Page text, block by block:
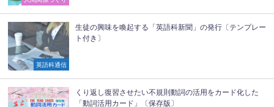
英語科通信
生徒の興味を喚起する「英語科新聞」の発行〔テンプレー
ト付き〕
くり返し復習させたい不規則動詞の活用をカード化した
「動詞活用カード」〔保存版〕